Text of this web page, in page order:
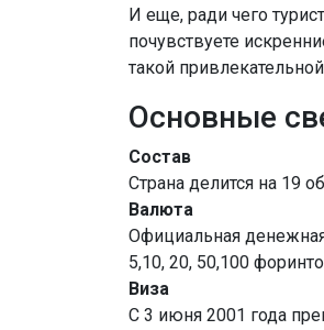
И еще, ради чего
почувствуете
такой
Основные
Состав
Страна делится на 19
Валюта
Официальная
5,10, 20, 50,100
Виза
С 3 июня 2001 года